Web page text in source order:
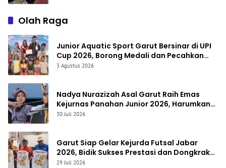
Olah Raga
Junior Aquatic Sport Garut Bersinar di UPI
Cup 2026, Borong Medali dan Pecahkan
Rekor Waktu Pribadi
3 Agustus 2026
Nadya Nurazizah Asal Garut Raih Emas
Kejurnas Panahan Junior 2026, Harumkan
Nama Jawa Barat
30 Juli 2026
Garut Siap Gelar Kejurda Futsal Jabar
2026, Bidik Sukses Prestasi dan Dongkrak
Sport Tourism
29 Juli 2026